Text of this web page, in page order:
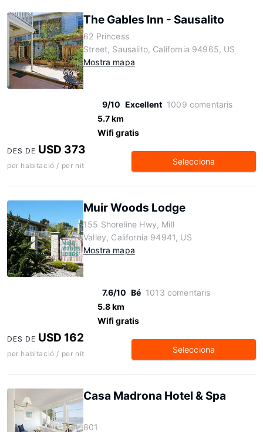
The Gables Inn - Sausalito
62 Princess
Street, Sausalito, California 94965, US
Mostra mapa
9/10 Excellent 1009 comentaris
5.7 km
Wifi gratis
DES DE USD 373
per habitació / per nit Selecciona
Muir Woods Lodge
155 Shoreline Hwy, Mill
Valley, California 94941, US
Mostra mapa
7.6/10 Bé 1013 comentaris
5.8 km
Wifi gratis
DES DE USD 162
per habitació / per nit Selecciona
Casa Madrona Hotel & Spa
801